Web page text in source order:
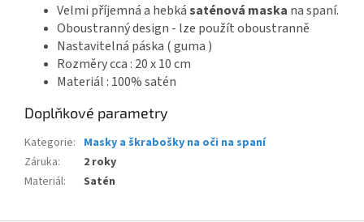
Velmi příjemná a hebkásaténová maska na spaní.
Oboustranný design - lze použít oboustranně
Nastavitelná páska ( guma )
Rozměry cca : 20 x 10 cm
Materiál : 100% satén
Doplňkové parametry
Kategorie: Masky a škrabošky na oči na spaní
Záruka:
2 roky
Materiál: Satén